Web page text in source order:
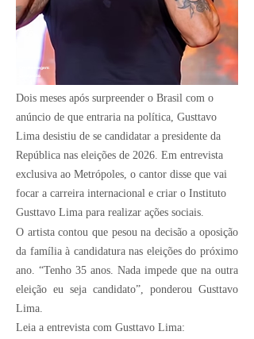
Divulgação
Crédito Imagem:
Dois meses após surpreender o Brasil com o
anúncio de que entraria na política, Gusttavo
Lima desistiu de se candidatar a presidente da
República nas eleições de 2026. Em entrevista
exclusiva ao Metrópoles, o cantor disse que vai
focar a carreira internacional e criar o Instituto
Gusttavo Lima para realizar ações sociais.
O artista contou que pesou na decisão a oposição
da família à candidatura nas eleições do próximo
ano. “Tenho 35 anos. Nada impede que na outra
eleição eu seja candidato”, ponderou Gusttavo
Lima.
Leia a entrevista com Gusttavo Lima: